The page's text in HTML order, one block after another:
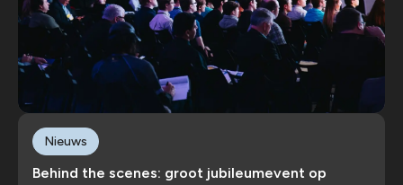
Behind the scenes: groot jubileumevent op
Nieuws